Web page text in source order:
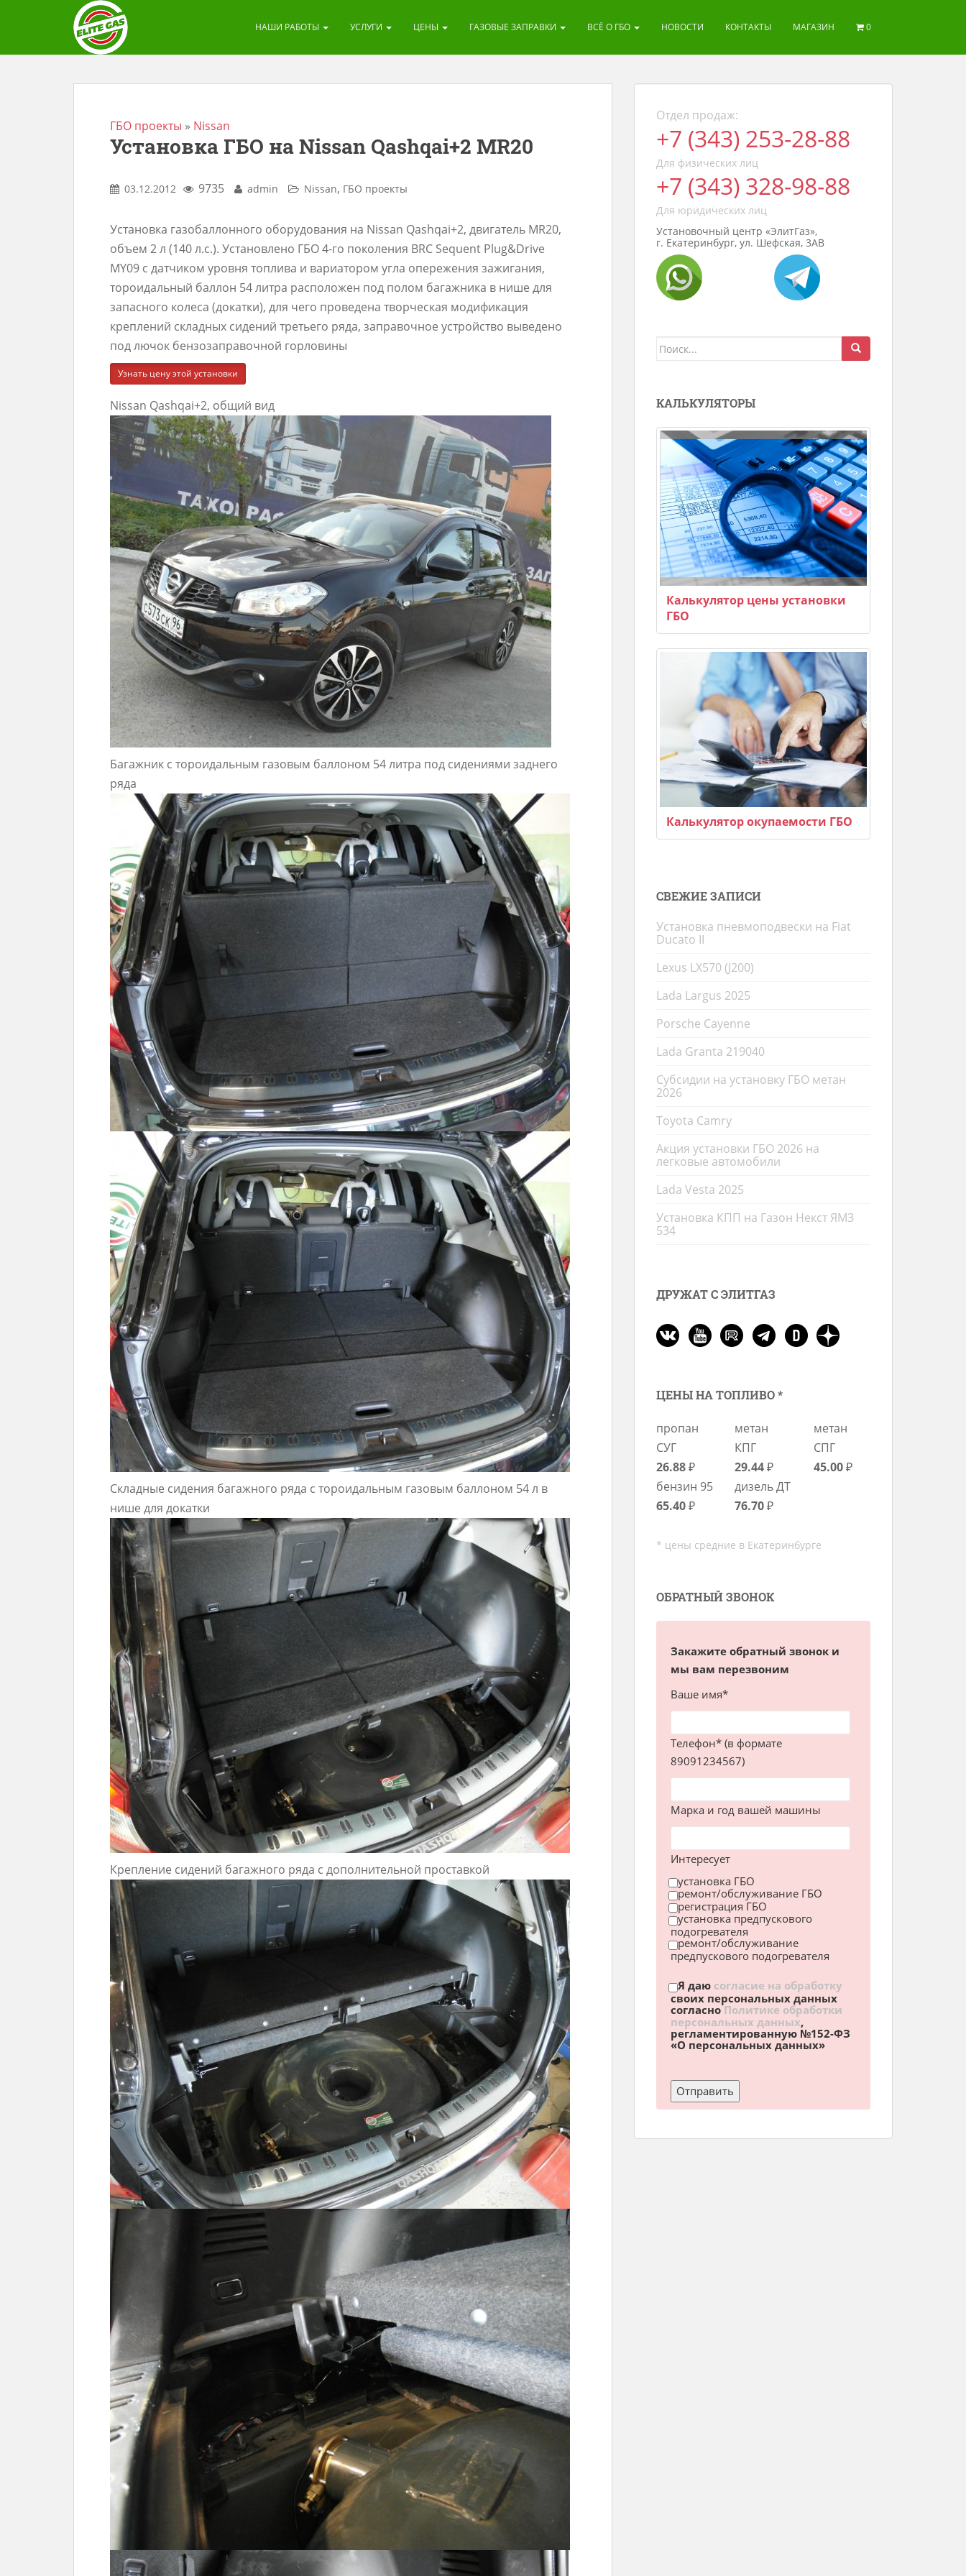
НАШИ РАБОТЫ УСЛУГИ ЦЕНЫ ГАЗОВЫЕ ЗАПРАВКИ ВСЁ О ГБО НОВОСТИ КОНТАКТЫ МАГАЗИН 0
ГБО проекты » Nissan
Установка ГБО на Nissan Qashqai+2 MR20
03.12.2012 9735 admin Nissan, ГБО проекты
Установка газобаллонного оборудования на Nissan Qashqai+2, двигатель MR20,
объем 2 л (140 л.с.). Установлено ГБО 4-го поколения BRC Sequent Plug&Drive
MY09 с датчиком уровня топлива и вариатором угла опережения зажигания,
тороидальный баллон 54 литра расположен под полом багажника в нише для
запасного колеса (докатки), для чего проведена творческая модификация
креплений складных сидений третьего ряда, заправочное устройство выведено
под лючок бензозаправочной горловины
Узнать цену этой установки
Nissan Qashqai+2, общий вид
Багажник с тороидальным газовым баллоном 54 литра под сидениями заднего
ряда
Складные сидения багажного ряда с тороидальным газовым баллоном 54 л в
нише для докатки
Крепление сидений багажного ряда с дополнительной проставкой
Отдел продаж:
+7 (343) 253-28-88
Для физических лиц
+7 (343) 328-98-88
Для юридических лиц
Установочный центр «ЭлитГаз»,
г. Екатеринбург, ул. Шефская, 3АВ
Поиск
КАЛЬКУЛЯТОРЫ
Калькулятор цены установки
ГБО
Калькулятор окупаемости ГБО
СВЕЖИЕ ЗАПИСИ
Установка пневмоподвески на Fiat
Ducato II
Lexus LX570 (J200)
Lada Largus 2025
Porsche Cayenne
Lada Granta 219040
Субсидии на установку ГБО метан
2026
Toyota Camry
Акция установки ГБО 2026 на
легковые автомобили
Lada Vesta 2025
Установка КПП на Газон Некст ЯМЗ
534
ДРУЖАТ С ЭЛИТГАЗ
ЦЕНЫ НА ТОПЛИВО *
пропан
СУГ
26.88₽
метан
КПГ
29.44₽
метан
СПГ
45.00₽
бензин 95
65.40₽
дизель ДТ
76.70₽
* цены средние в Екатеринбурге
ОБРАТНЫЙ ЗВОНОК
Закажите обратный звонок и
мы вам перезвоним
Ваше имя*
Телефон* (в формате
89091234567)
Марка и год вашей машины
Интересует
установка ГБО
ремонт/обслуживание ГБО
регистрация ГБО
установка предпускового
подогревателя
ремонт/обслуживание
предпускового подогревателя
Я даю согласие на обработку
своих персональных данных
согласноПолитике обработки
персональных данных,
регламентированную №152-ФЗ
«О персональных данных»